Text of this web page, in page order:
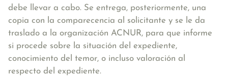
debe llevar a cabo. Se entrega, posteriormente, una
copia con la comparecencia al solicitante y se le da
traslado a la organización ACNUR, para que informe
si procede sobre la situación del expediente,
conocimiento del temor, o incluso valoración al
respecto del expediente.